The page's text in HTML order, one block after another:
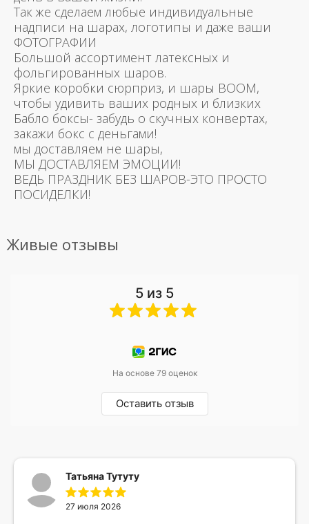
Так же сделаем любые индивидуальные
надписи на шарах, логотипы и даже ваши
ФОТОГРАФИИ
Большой ассортимент латексных и
фольгированных шаров.
Яркие коробки сюрприз, и шары BOOM,
чтобы удивить ваших родных и близких
Бабло боксы- забудь о скучных конвертах,
закажи бокс с деньгами!
мы доставляем не шары,
МЫ ДОСТАВЛЯЕМ ЭМОЦИИ!
ВЕДЬ ПРАЗДНИК БЕЗ ШАРОВ-ЭТО ПРОСТО
ПОСИДЕЛКИ!
Живые отзывы
5 из 5
На основе 79 оценок
Оставить отзыв
Татьяна Тутуту
27 июля 2026